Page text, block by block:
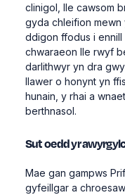
clinigol, lle cawsom
gyda chleifion
ddigon ffodus i
chwaraeon lle rwyf
darlithwyr yn dra
llawer o honynt yn
hunain, y rhai a
berthnasol.
Sut oedd yr
Mae gan gampws
gyfeillgar a